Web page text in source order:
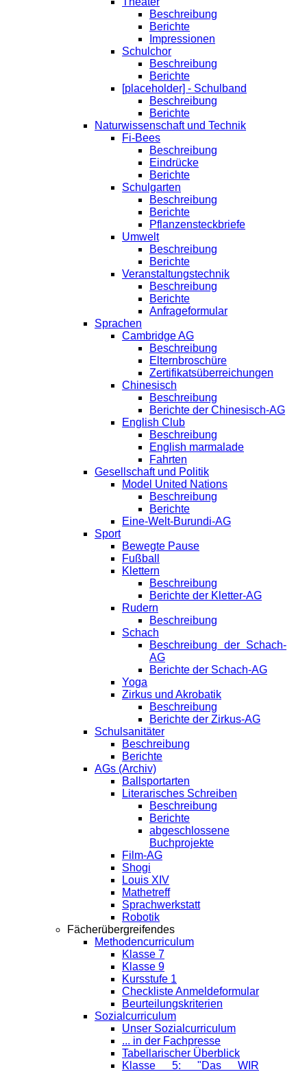
Beschreibung
Berichte
Impressionen
Schulchor
Beschreibung
Berichte
[placeholder] - Schulband
Beschreibung
Berichte
Naturwissenschaft und Technik
Fi-Bees
Beschreibung
Eindrücke
Berichte
Schulgarten
Beschreibung
Berichte
Pflanzensteckbriefe
Umwelt
Beschreibung
Berichte
Veranstaltungstechnik
Beschreibung
Berichte
Anfrageformular
Sprachen
Cambridge AG
Beschreibung
Elternbroschüre
Zertifikatsüberreichungen
Chinesisch
Beschreibung
Berichte der Chinesisch-AG
English Club
Beschreibung
English marmalade
Fahrten
Gesellschaft und Politik
Model United Nations
Beschreibung
Berichte
Eine-Welt-Burundi-AG
Sport
Bewegte Pause
Fußball
Klettern
Beschreibung
Berichte der Kletter-AG
Rudern
Beschreibung
Schach
Beschreibung der Schach-
AG
Berichte der Schach-AG
Yoga
Zirkus und Akrobatik
Beschreibung
Berichte der Zirkus-AG
Schulsanitäter
Beschreibung
Berichte
AGs (Archiv)
Ballsportarten
Literarisches Schreiben
Beschreibung
Berichte
abgeschlossene
Buchprojekte
Film-AG
Shogi
Louis XIV
Mathetreff
Sprachwerkstatt
Robotik
Fächerübergreifendes
Methodencurriculum
Klasse 7
Klasse 9
Kursstufe 1
Checkliste Anmeldeformular
Beurteilungskriterien
Sozialcurriculum
Unser Sozialcurriculum
... in der Fachpresse
Tabellarischer Überblick
Klasse 5: "Das WIR